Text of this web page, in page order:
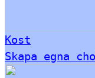
Kost
Skapa egna